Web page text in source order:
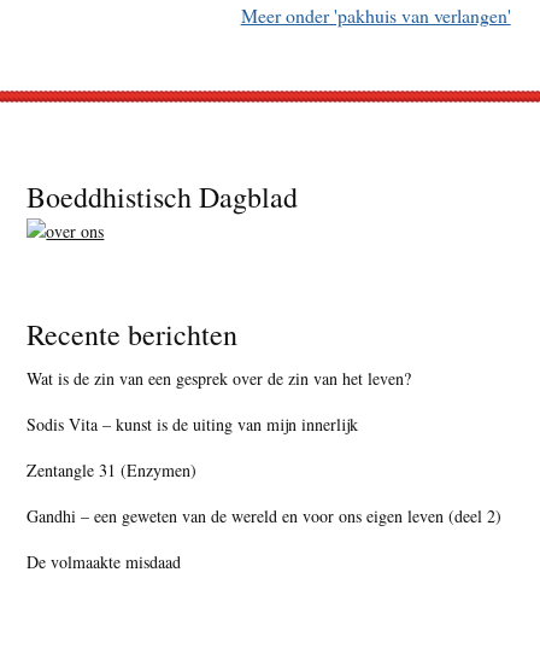
Meer onder 'pakhuis van verlangen'
Footer
Boeddhistisch Dagblad
Recente berichten
Wat is de zin van een gesprek over de zin van het leven?
Sodis Vita – kunst is de uiting van mijn innerlijk
Zentangle 31 (Enzymen)
Gandhi – een geweten van de wereld en voor ons eigen leven (deel 2)
De volmaakte misdaad